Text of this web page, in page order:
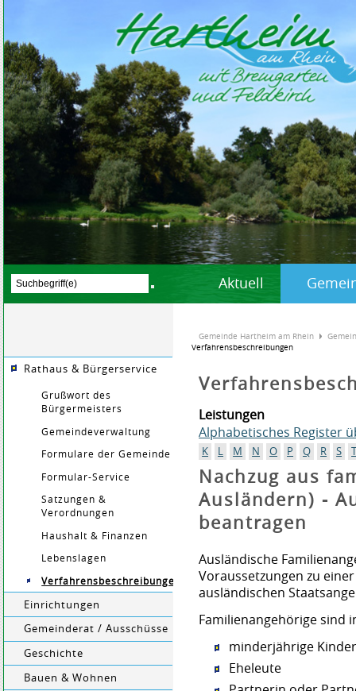
Aktuell
Rathaus & Bürgerservice
Grußwort des
Bürgermeisters
Gemeindeverwaltung
Formulare der Gemeinde
Formular-Service
Satzungen &
Verordnungen
Haushalt & Finanzen
Lebenslagen
Verfahrensbeschreibungen
Einrichtungen
Gemeinderat / Ausschüsse
Geschichte
Bauen & Wohnen
Gemeinde Hartheim am Rhein
Verfahrensbeschreibungen
Leistungen
Alphabetisches Register
K L M N O P Q R S
Nachzug aus
Ausländern) -
beantragen
Ausländische
Voraussetzungen zu
ausländischen
Familienangehörige sind
minderjährige
Eheleute